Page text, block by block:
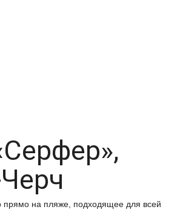
на пляже, подходящее для всей